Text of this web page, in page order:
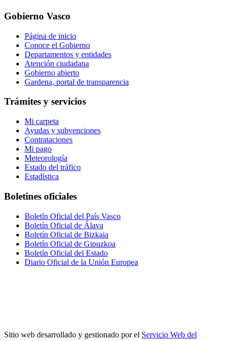
Gobierno Vasco
Página de inicio
Conoce el Gobierno
Departamentos y entidades
Atención ciudadana
Gobierno abierto
Gardena, portal de transparencia
Trámites y servicios
Mi carpeta
Ayudas y subvenciones
Contrataciones
Mi pago
Meteorología
Estado del tráfico
Estadística
Boletines oficiales
Boletín Oficial del País Vasco
Boletín Oficial de Álava
Boletín Oficial de Bizkaia
Boletín Oficial de Gipuzkoa
Boletín Oficial del Estado
Diario Oficial de la Unión Europea
Sitio web desarrollado y gestionado por el Servicio Web del